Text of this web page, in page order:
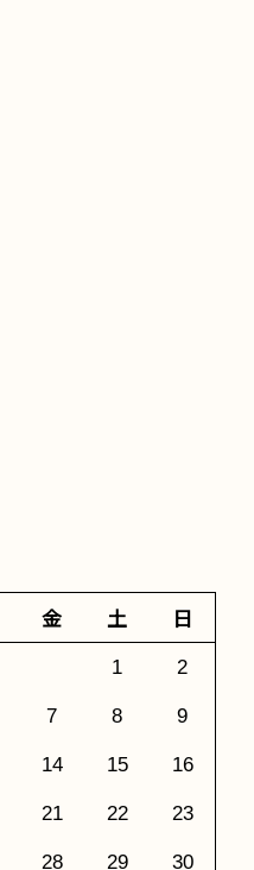
金 土 日
1 2
7 8 9
14 15 16
21 22 23
28 29 30